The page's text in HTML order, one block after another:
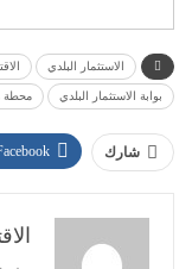
الاستثمار البلدي
بوابة الاستثمار البلدي محطة
شارك